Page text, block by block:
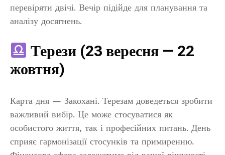
перевіряти двічі. Вечір підійде для планування та
аналізу досягнень.
Терези (23 вересня — 22
жовтня)
Карта дня — Закохані. Терезам доведеться зробити
важливий вибір. Це може стосуватися як
особистого життя, так і професійних питань. День
сприяє гармонізації стосунків та примиренню.